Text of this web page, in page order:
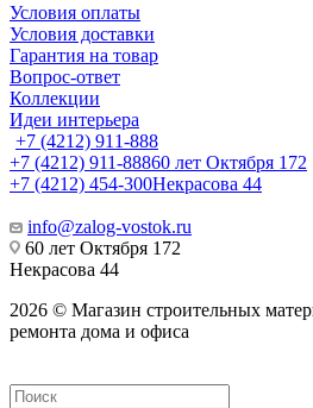
Условия оплаты
Условия доставки
Гарантия на товар
Вопрос-ответ
Коллекции
Идеи интерьера
+7 (4212) 911-888
+7 (4212) 911-88860 лет Октября 172
+7 (4212) 454-300Некрасова 44
info@zalog-vostok.ru
60 лет Октября 172
Некрасова 44
2026 © Магазин строительных
ремонта дома и офиса